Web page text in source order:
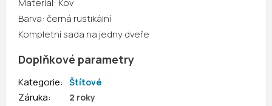
Materiál: Kov
Barva: černá rustikální
Kompletní sada na jedny dveře
Doplňkové parametry
Kategorie: Štítové
Záruka: 2 roky